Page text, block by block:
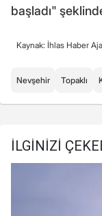
başladı"
Kaynak: İhlas Haber
Nevşehir Topaklı